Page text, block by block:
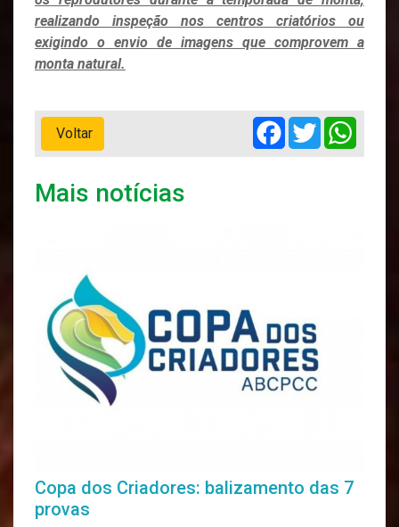
realizando inspeção nos centros criatórios ou
exigindo o envio de imagens que comprovem a
monta natural.
Voltar
Facebook
Twitter
Mais notícias
Copa dos Criadores: balizamento das 7
provas